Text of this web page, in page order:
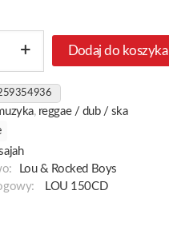
Dodaj do koszyka
, reggae / dub / ska
Lou & Rocked Boys
LOU 150CD